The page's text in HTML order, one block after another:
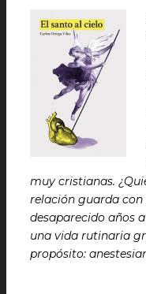
muy cristianas.
relación guarda con
desaparecido años
una vida rutinaria
propósito: